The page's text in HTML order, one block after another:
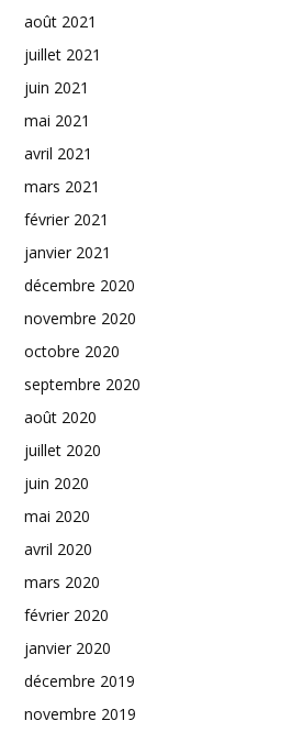
août 2021
juillet 2021
juin 2021
mai 2021
avril 2021
mars 2021
février 2021
janvier 2021
décembre 2020
novembre 2020
octobre 2020
septembre 2020
août 2020
juillet 2020
juin 2020
mai 2020
avril 2020
mars 2020
février 2020
janvier 2020
décembre 2019
novembre 2019